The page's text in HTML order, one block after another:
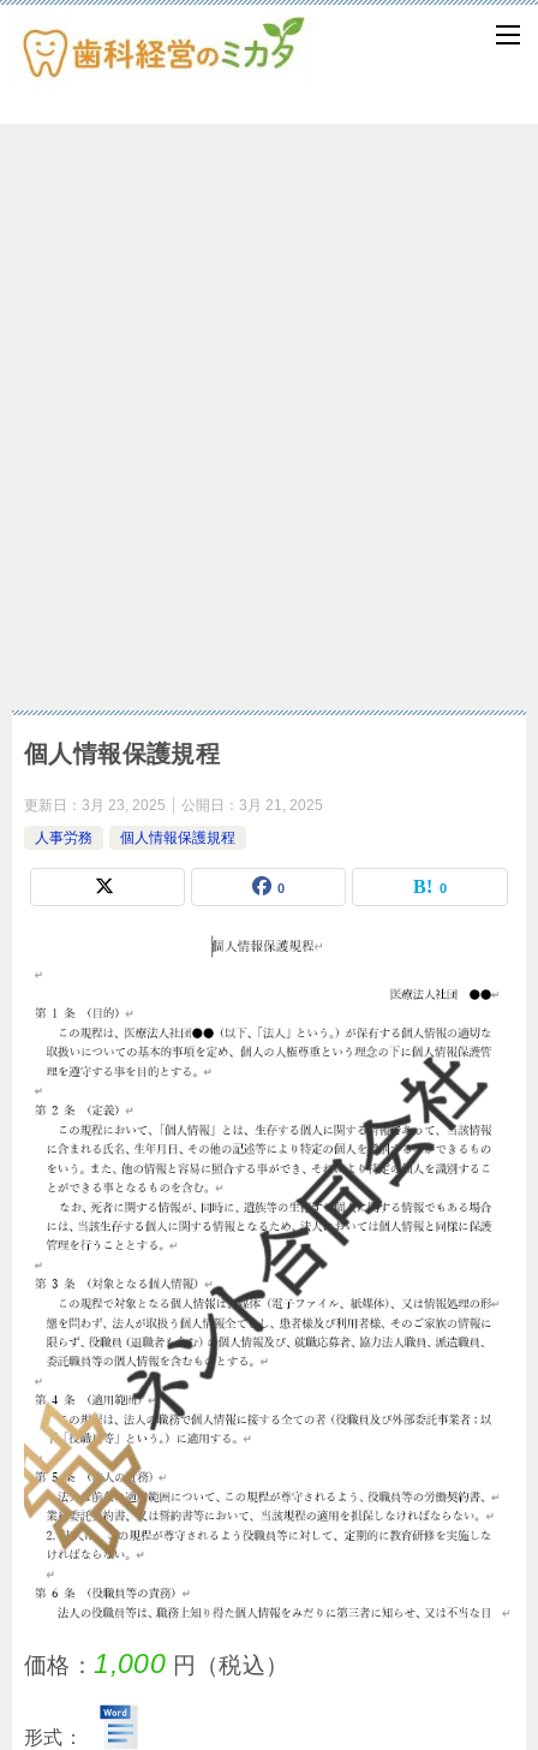
個人情報保護規程
更新日： 3月 23, 2025 公開日： 3月 21, 2025
人事労務
個人情報保護規程
0 0
価格：1,000 円（税込）
形式：